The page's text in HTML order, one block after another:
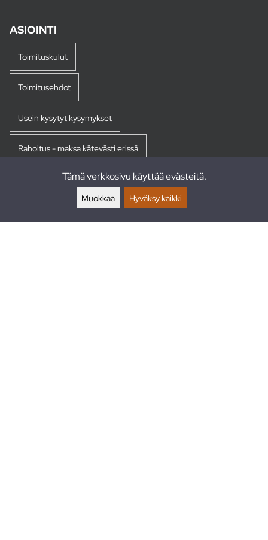
ASIOINTI
Toimituskulut
Toimitusehdot
Usein kysytyt kysymykset
Rahoitus - maksa kätevästi erissä
Tämä verkkosivu käyttää evästeitä.
Muokkaa Hyväksy kaikki